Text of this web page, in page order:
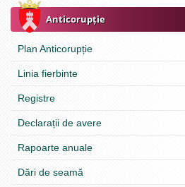
Anticorupție
Plan Anticorupție
Linia fierbinte
Registre
Declarații de avere
Rapoarte anuale
Dări de seamă